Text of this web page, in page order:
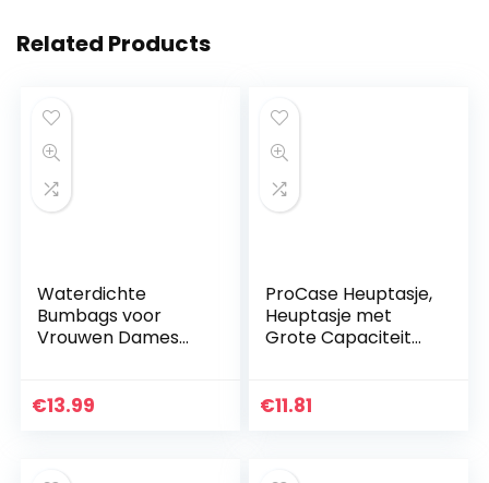
Related Products
Waterdichte
Bumbags voor
Vrouwen Dames
Reflecterende Strip
€13.99
ProCase Heuptasje,
Heuptasje met
Grote Capaciteit
Reizen, Wandelen,
€11.81